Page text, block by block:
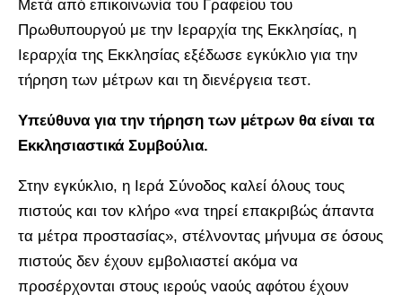
Μετά από επικοινωνία του Γραφείου του
Πρωθυπουργού με την Ιεραρχία της Εκκλησίας, η
Ιεραρχία της Εκκλησίας εξέδωσε εγκύκλιο για την
τήρηση των μέτρων και τη διενέργεια τεστ.
Υπεύθυνα για την τήρηση των μέτρων θα είναι τα
Εκκλησιαστικά Συμβούλια.
Στην εγκύκλιο, η Ιερά Σύνοδος καλεί όλους τους
πιστούς και τον κλήρο «να τηρεί επακριβώς άπαντα
τα μέτρα προστασίας», στέλνοντας μήνυμα σε όσους
πιστούς δεν έχουν εμβολιαστεί ακόμα να
προσέρχονται στους ιερούς ναούς αφότου έχουν